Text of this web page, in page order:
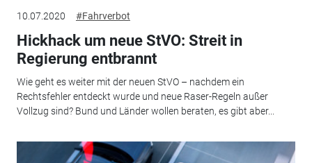
10.07.2020 #Fahrverbot
Hickhack um neue StVO: Streit in
Regierung entbrannt
Wie geht es weiter mit der neuen StVO – nachdem ein
Rechtsfehler entdeckt wurde und neue Raser-Regeln außer
Vollzug sind? Bund und Länder wollen beraten, es gibt aber...